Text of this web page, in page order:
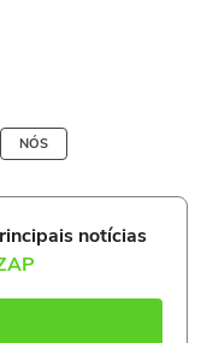
NÓS
notícias